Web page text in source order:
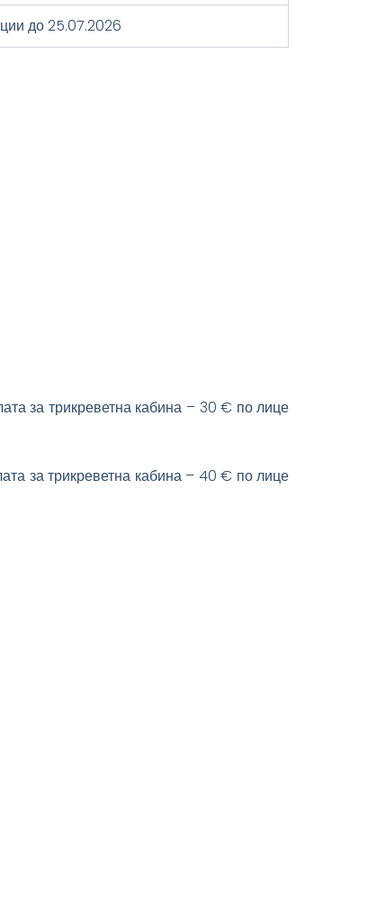
до 25.07.2026
за трикреветна кабина – 30 € по лице
за трикреветна кабина – 40 € по лице